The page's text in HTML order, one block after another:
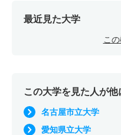
最近見た大学
こ
この大学を見た人が
名古屋市立大学
愛知県立大学